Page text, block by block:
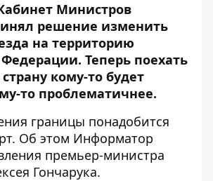
Министров
решение изменить
на территорию
Теперь поехать
кому-то будет
то проблематичнее.
границы понадобится
Об этом Информатор
премьер-министра
Гончарука.